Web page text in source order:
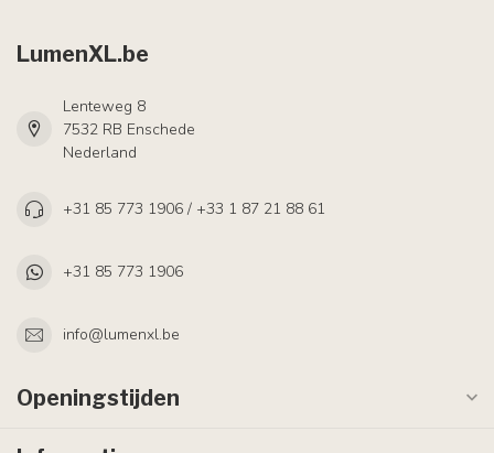
LumenXL.be
Lenteweg 8
7532 RB Enschede
Nederland
+31 85 773 1906 / +33 1 87 21 88 61
+31 85 773 1906
info@lumenxl.be
Openingstijden